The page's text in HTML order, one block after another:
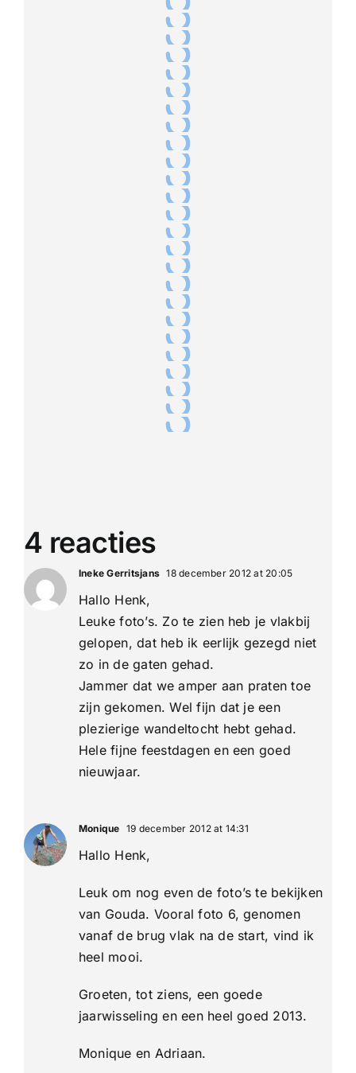
4 reacties
Ineke Gerritsjans 18 december 2012 at 20:05
Hallo Henk,
Leuke foto’s. Zo te zien heb je vlakbij
gelopen, dat heb ik eerlijk gezegd niet
zo in de gaten gehad.
Jammer dat we amper aan praten toe
zijn gekomen. Wel fijn dat je een
plezierige wandeltocht hebt gehad.
Hele fijne feestdagen en een goed
nieuwjaar.
Monique 19 december 2012 at 14:31
Hallo Henk,
Leuk om nog even de foto’s te bekijken
van Gouda. Vooral foto 6, genomen
vanaf de brug vlak na de start, vind ik
heel mooi.
Groeten, tot ziens, een goede
jaarwisseling en een heel goed 2013.
Monique en Adriaan.